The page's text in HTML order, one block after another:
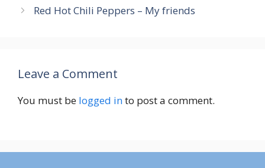
Red Hot Chili Peppers – My friends
Leave a Comment
You must be logged into post a comment.